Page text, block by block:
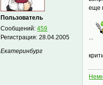
Пользователь
Сообщений:459
Регистрация:28.04.2005
Екатеринбург
еще
...